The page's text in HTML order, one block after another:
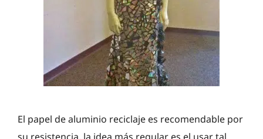
El papel de aluminio reciclaje es recomendable por
su resistencia, la idea más regular es el usar tal